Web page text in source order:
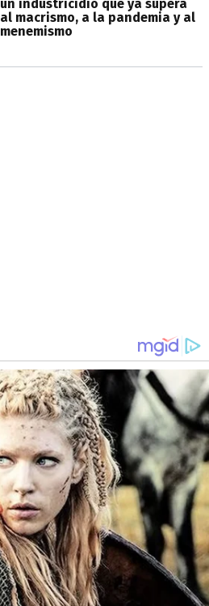
un industricidio que ya supera
al macrismo, a la pandemia y al
menemismo